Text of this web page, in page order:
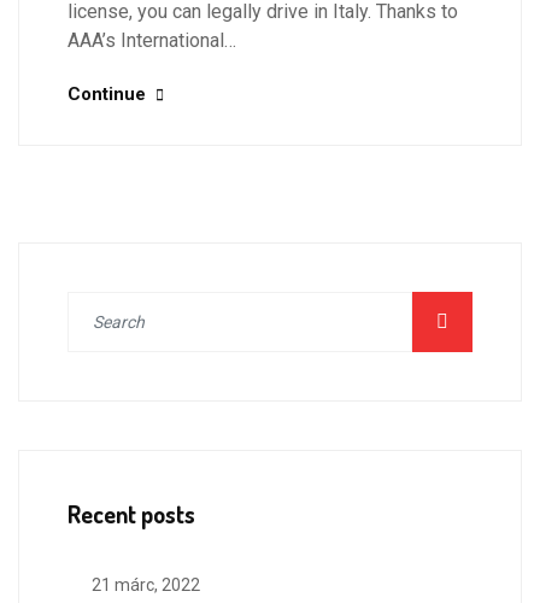
license, you can legally drive in Italy. Thanks to
AAA’s International…
Continue
Recent posts
21 márc, 2022